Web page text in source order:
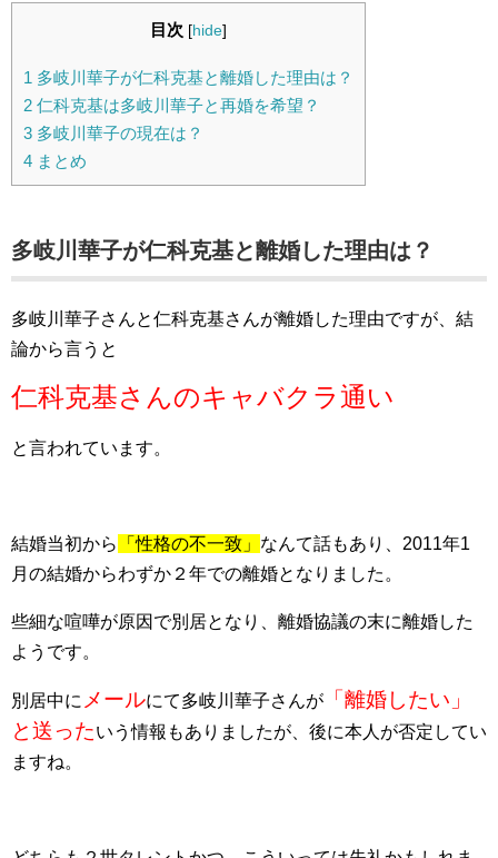
目次 [hide]
1 多岐川華子が仁科克基と離婚した理由は？
2 仁科克基は多岐川華子と再婚を希望？
3 多岐川華子の現在は？
4 まとめ
多岐川華子が仁科克基と離婚した理由は？
多岐川華子さんと仁科克基さんが離婚した理由ですが、結
論から言うと
仁科克基さんのキャバクラ通い
と言われています。
結婚当初から 「性格の不一致」 なんて話もあり、2011年1
月の結婚からわずか２年での離婚となりました。
些細な喧嘩が原因で別居となり、離婚協議の末に離婚した
ようです。
別居中に メールにて多岐川華子さんが
「離婚したい」
と送ったいう情報もありましたが、後に本人が否定してい
ますね。